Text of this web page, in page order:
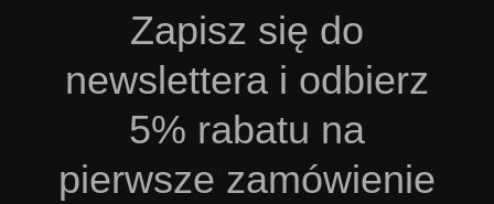
Zapisz się do
newslettera i odbierz
5% rabatu na
pierwsze zamówienie